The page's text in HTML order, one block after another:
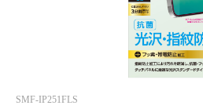
SMF-IP251FLS